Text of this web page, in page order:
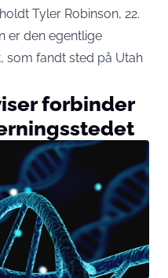
Tyler Robinson, 22.
er den egentlige
som fandt sted på Utah
forbinder